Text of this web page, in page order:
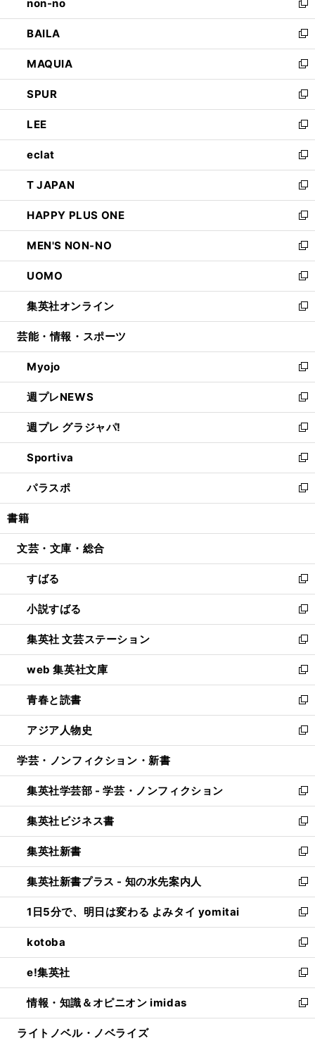
く
で
開
く
い
ウ
ィ
ン
ド
ウ
で
開
く
non-no
新
し
い
ウ
ィ
ン
ド
ウ
で
開
く
BAILA
新
し
い
ウ
ィ
ン
ド
ウ
で
開
く
MAQUIA
新
し
い
ウ
ィ
ン
ド
ウ
で
開
く
SPUR
新
し
い
ウ
ィ
ン
ド
ウ
で
開
く
LEE
新
し
い
ウ
ィ
ン
ド
ウ
で
開
く
eclat
新
し
い
ウ
ィ
ン
ド
ウ
で
開
く
T JAPAN
新
し
い
ウ
ィ
ン
ド
ウ
で
開
HAPPY PLUS ONE
新
し
い
ウ
ィ
ン
ド
ウ
開
く
MEN'S NON-NO
新
し
い
ウ
ィ
ン
ウ
で
開
く
UOMO
新
し
い
ウ
ン
ド
ウ
で
開
く
集英社オンライン
新
し
ウ
ィ
ン
ド
ウ
で
開
く
芸能・情報・スポーツ
Myojo
新
し
い
ウ
ィ
ン
ド
ウ
で
開
週プレNEWS
新
し
い
ウ
ィ
ン
ド
ウ
開
週プレ グラジャパ!
新
し
い
ウ
ィ
ン
ウ
開
く
Sportiva
新
し
い
ウ
ン
ウ
で
開
く
パラスポ
新
し
ウ
ン
ド
ウ
で
開
く
書籍
文芸・文庫・総合
すばる
新
し
い
ウ
ィ
ン
ド
ウ
で
開
く
小説すばる
新
し
い
ウ
ィ
ン
ド
ウ
で
開
集英社 文芸ステーション
新
し
い
ウ
ィ
ン
ド
ウ
開
く
web 集英社文庫
新
し
い
ウ
ィ
ン
ウ
で
開
く
青春と読書
新
し
い
ウ
ン
ド
ウ
で
開
く
アジア人物史
新
し
ウ
ィ
ン
ド
ウ
で
開
く
学芸・ノンフィクション・新書
集英社学芸部 - 学芸・ノンフィクション
新
し
い
ウ
ィ
ン
ド
ウ
で
開
く
集英社ビジネス書
新
し
い
ウ
ィ
ン
ド
ウ
で
開
く
集英社新書
新
し
い
ウ
ィ
ン
ド
ウ
で
開
く
集英社新書プラス - 知の水先案内人
新
し
い
ウ
ィ
ン
ド
ウ
で
開
1日5分で、明日は変わる よみタイ yomitai
新
し
い
ウ
ィ
ン
ド
ウ
kotoba
新
し
い
ウ
ィ
ン
e!集英社
新
し
い
ウ
情報・知識＆オピニオン imidas
新
し
ライトノベル・ノベライズ